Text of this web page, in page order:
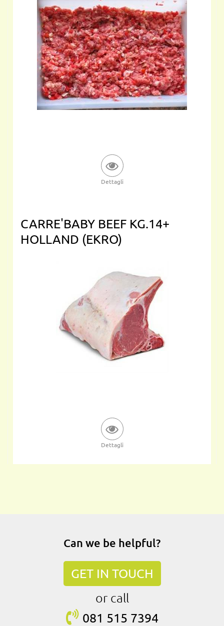
Dettagli
CARRE'BABY BEEF KG.14+
HOLLAND (EKRO)
Dettagli
Can we be helpful?
GET IN TOUCH
or call
081 515 7394